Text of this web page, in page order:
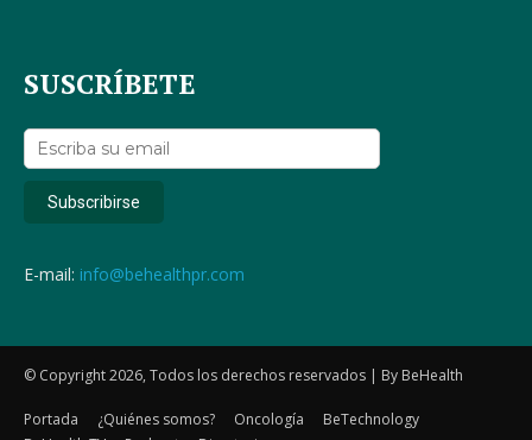
SUSCRÍBETE
E-mail: info@behealthpr.com
© Copyright 2026, Todos los derechos reservados | By BeHealth
Portada ¿Quiénes somos? Oncología
BeTechnology